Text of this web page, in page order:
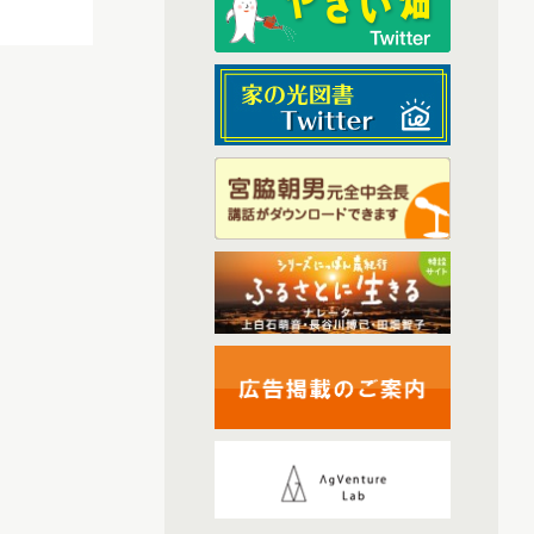
2025年9月配信 (6)
2025年1月配信(6)
2025年2月配信(6)
2025年3月配信(4)
2025年4月配信(6)
2025年5月配信(6)
2025年7月配信(6)
2025年10月配信(6)
2026年3月配信 (5)